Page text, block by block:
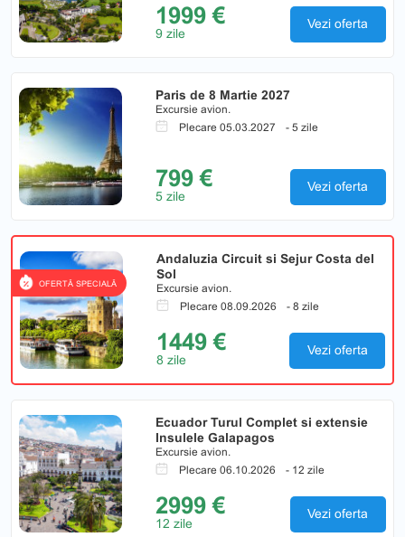
1999 €
9 zile
Vezi oferta
Paris de 8 Martie 2027
Excursie avion.
Plecare 05.03.2027
- 5 zile
799 €
5 zile
Vezi oferta
OFERTĂ SPECIALĂ
Andaluzia Circuit si Sejur Costa del
Sol
Excursie avion.
Plecare 08.09.2026
- 8 zile
1449 €
8 zile
Vezi oferta
Ecuador Turul Complet si extensie
Insulele Galapagos
Excursie avion.
Plecare 06.10.2026
- 12 zile
2999 €
12 zile
Vezi oferta